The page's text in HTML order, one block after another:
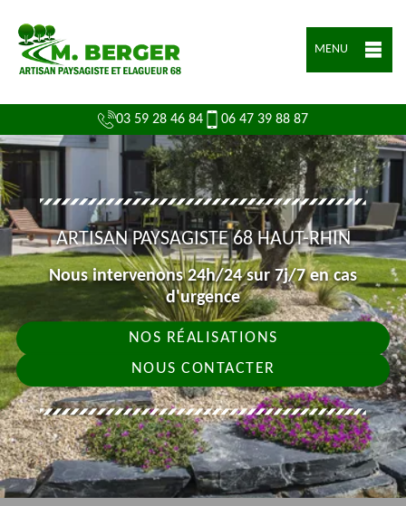
MENU
03 59 28 46 84 06 47 39 88 87
ARTISAN PAYSAGISTE 68 HAUT-RHIN
Nous intervenons 24h/24 sur 7j/7 en cas
d'urgence
NOS RÉALISATIONS
NOUS CONTACTER